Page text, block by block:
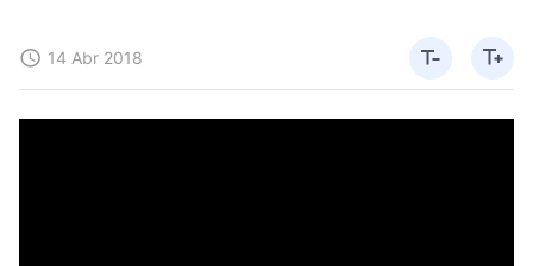
14 Abr 2018